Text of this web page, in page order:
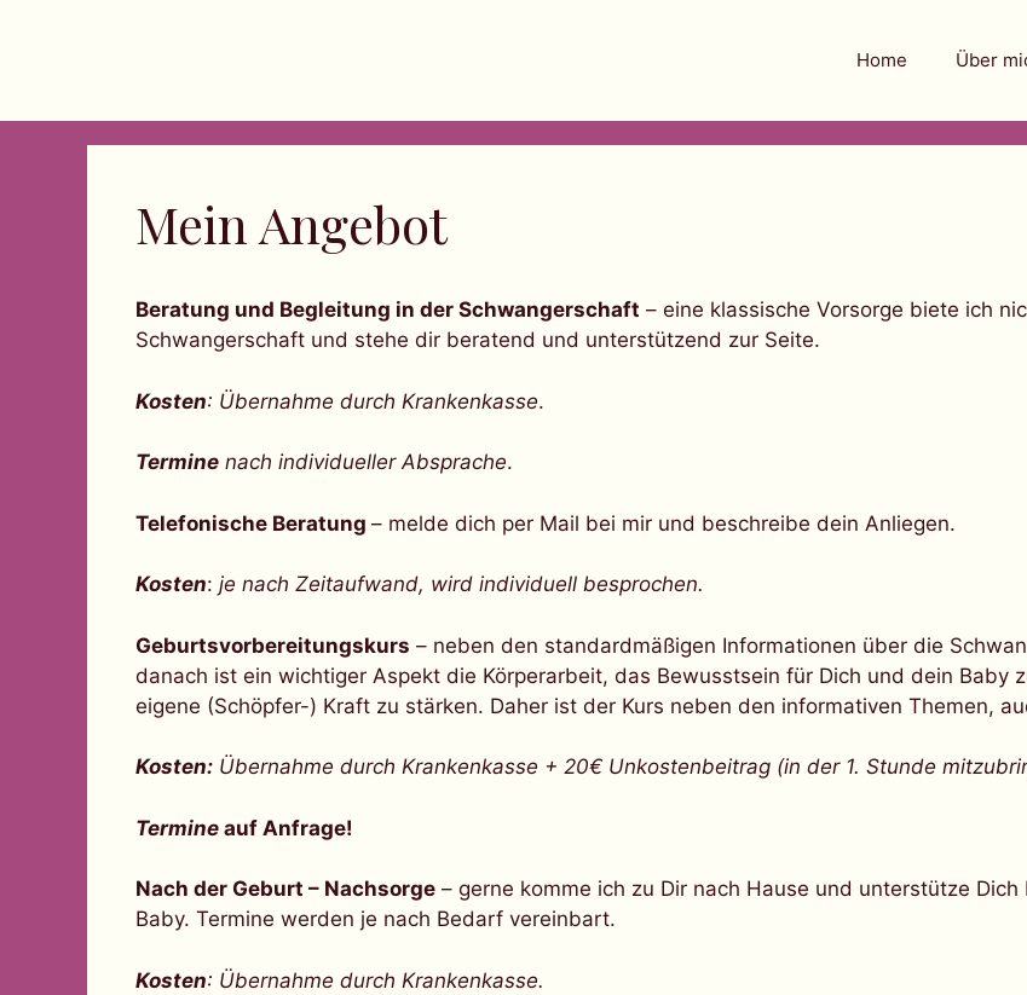
Home Über
Mein Angebot
Beratung und Begleitung in der Schwangerschaft – eine klassische Vorsorge biete ich
Schwangerschaft und stehe dir beratend und unterstützend zur Seite.
Kosten: Übernahme durch Krankenkasse.
Termine nach individueller Absprache.
Telefonische Beratung – melde dich per Mail bei mir und beschreibe dein Anliegen.
Kosten: je nach Zeitaufwand, wird individuell besprochen.
Geburtsvorbereitungskurs – neben den standardmäßigen Informationen über die
danach ist ein wichtiger Aspekt die Körperarbeit, das Bewusstsein für Dich und dein Baby
eigene (Schöpfer-) Kraft zu stärken. Daher ist der Kurs neben den informativen Themen,
Kosten: Übernahme durch Krankenkasse + 20€ Unkostenbeitrag (in der 1. Stunde
Termine auf Anfrage!
Nach der Geburt – Nachsorge – gerne komme ich zu Dir nach Hause und unterstütze
Baby. Termine werden je nach Bedarf vereinbart.
Kosten: Übernahme durch Krankenkasse.